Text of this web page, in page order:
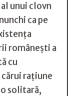
unui clovn
ca pe
româneşti a
cu
raţiune
solitară,